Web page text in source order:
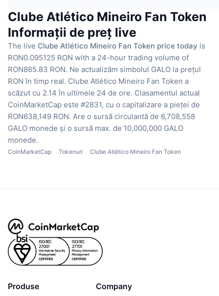
Clube Atlético Mineiro Fan Token
Informații de preț live
The live Clube Atlético Mineiro Fan Token price today is
RON0.095125 RON with a 24-hour trading volume of
RON865.83 RON. Ne actualizăm simbolul GALO la prețul
RON în timp real. Clube Atlético Mineiro Fan Token a
scăzut cu 2.14 în ultimele 24 de ore. Clasamentul actual
CoinMarketCap este #2831, cu o capitalizare a pieței de
RON638,149 RON. Are o sursă circulantă de 6,708,558
GALO monede și o sursă max. de 10,000,000 GALO
monede.
CoinMarketCap Tokenuri Clube Atlético Mineiro Fan Token
Produse Company